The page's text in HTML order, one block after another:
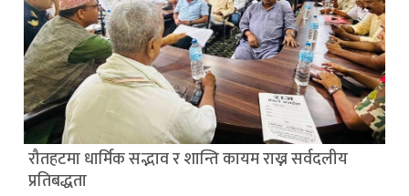
रौतहटमा धार्मिक सद्भाव र शान्ति कायम राख्न सर्वदलीय
प्रतिबद्धता